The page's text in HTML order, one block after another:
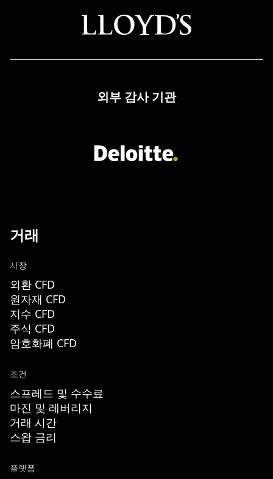
외부 감사 기관
거래
시장
외환 CFD
원자재 CFD
지수 CFD
주식 CFD
암호화폐 CFD
조건
스프레드 및 수수료
마진 및 레버리지
거래 시간
스왑 금리
플랫폼